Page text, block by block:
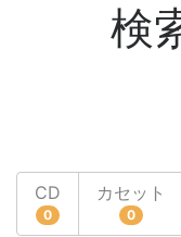
検
CD
0
カセット
0